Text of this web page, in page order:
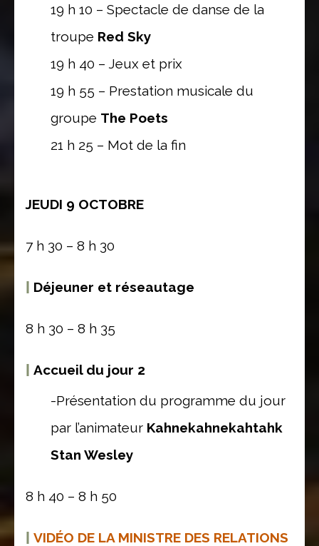
19 h 10 – Spectacle de danse de la
troupe Red Sky
19 h 40 – Jeux et prix
19 h 55 – Prestation musicale du
groupe The Poets
21 h 25 – Mot de la fin
JEUDI 9 OCTOBRE
7 h 30 – 8 h 30
Déjeuner et réseautage
8 h 30 – 8 h 35
Accueil du jour 2
-Présentation du programme du jour
par l’animateur Kahnekahnekahtahk
Stan Wesley
8 h 40 – 8 h 50
VIDÉO DE LA MINISTRE DES RELATIONS